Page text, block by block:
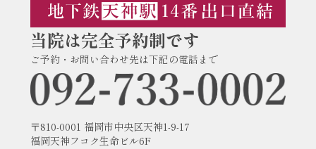
当院は完全予約制です
ご予約・お問い合わせ先は下記の電話まで
〒810-0001 福岡市中央区天神1-9-17
福岡天神フコク生命ビル6F